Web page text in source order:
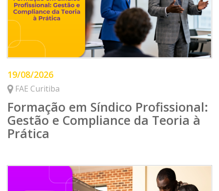
19/08/2026
FAE Curitiba
Formação em Síndico Profissional:
Gestão e Compliance da Teoria à
Prática